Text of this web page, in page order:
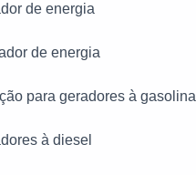
de energia
de energia
para geradores à gasolina
à diesel